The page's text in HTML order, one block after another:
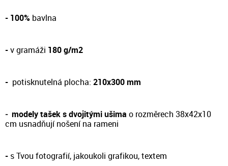
- 100% bavlna
-v gramáži 180 g/m2
- potisknutelná plocha: 210x300 mm
- modely tašek s dvojitými ušima o rozměrech 38x42x10
cm usnadňují nošení na rameni
- s Tvou fotografií, jakoukoli grafikou, textem